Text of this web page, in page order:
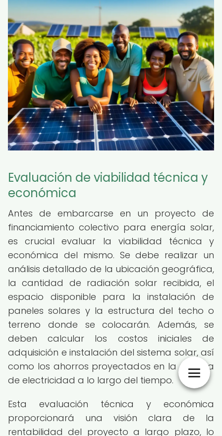
Evaluación de viabilidad técnica y
económica
Antes de embarcarse en un proyecto de
financiamiento colectivo para energía solar,
es crucial evaluar la viabilidad técnica y
económica del mismo. Se debe realizar un
análisis detallado de la ubicación geográfica,
la cantidad de radiación solar recibida, el
espacio disponible para la instalación de
paneles solares y la estructura del techo o
terreno donde se colocarán. Además, se
deben calcular los costos iniciales de
adquisición e instalación del sistema solar, así
como los ahorros proyectados en la factura
de electricidad a lo largo del tiempo.
Esta evaluación técnica y económica
proporcionará una visión clara de la
rentabilidad del proyecto a largo plazo, lo